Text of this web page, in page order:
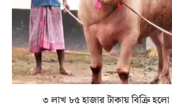
৩ লাখ ৮৫ হাজার টাকায় বিক্রি হলো